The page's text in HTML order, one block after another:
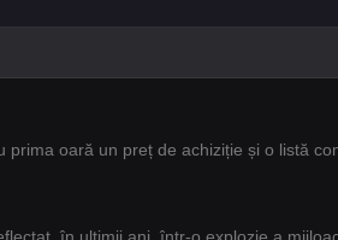
oară un preț de achiziție și o listă